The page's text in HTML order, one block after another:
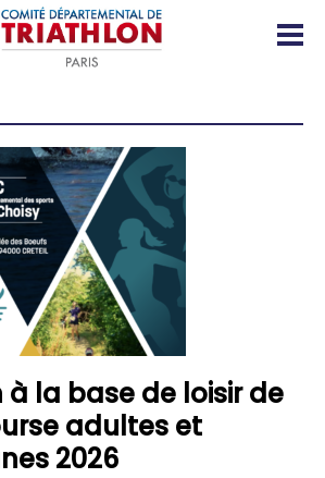
la base de loisir de
adultes et
2026